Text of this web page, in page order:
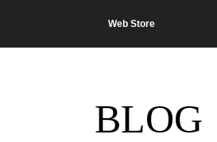
Web Store
BLOG